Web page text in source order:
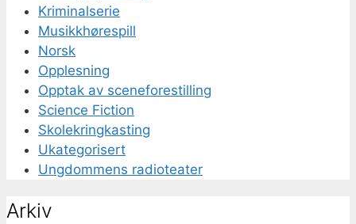
Kriminalserie
Musikkhørespill
Norsk
Opplesning
Opptak av sceneforestilling
Science Fiction
Skolekringkasting
Ukategorisert
Ungdommens radioteater
Arkiv